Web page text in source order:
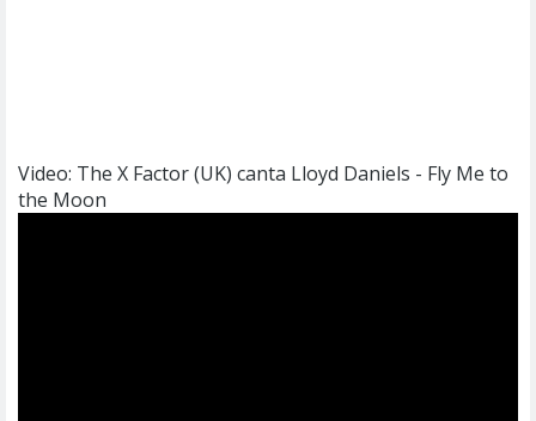
Video: The X Factor (UK) canta Lloyd Daniels - Fly Me to
the Moon